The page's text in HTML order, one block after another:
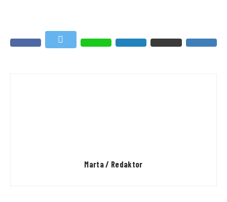
Marta / Redaktor